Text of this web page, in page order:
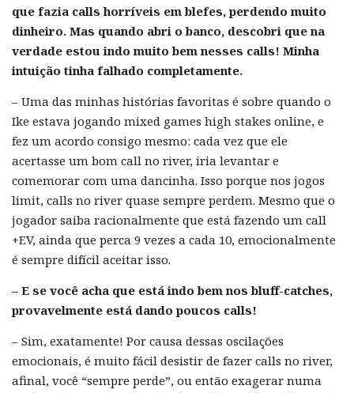
que fazia calls horríveis em blefes, perdendo muito
dinheiro. Mas quando abri o banco, descobri que na
verdade estou indo muito bem nesses calls! Minha
intuição tinha falhado completamente.
– Uma das minhas histórias favoritas é sobre quando o
Ike estava jogando mixed games high stakes online, e
fez um acordo consigo mesmo: cada vez que ele
acertasse um bom call no river, iria levantar e
comemorar com uma dancinha. Isso porque nos jogos
limit, calls no river quase sempre perdem. Mesmo que o
jogador saiba racionalmente que está fazendo um call
+EV, ainda que perca 9 vezes a cada 10, emocionalmente
é sempre difícil aceitar isso.
– E se você acha que está indo bem nos bluff-catches,
provavelmente está dando poucos calls!
– Sim, exatamente! Por causa dessas oscilações
emocionais, é muito fácil desistir de fazer calls no river,
afinal, você “sempre perde”, ou então exagerar numa